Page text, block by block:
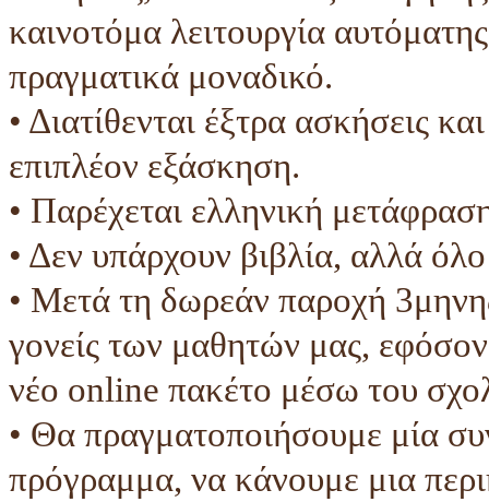
καινοτόμα λειτουργία
πραγματικά μοναδικό.
• Διατίθενται έξτρα ασκήσεις
επιπλέον εξάσκηση.
• Παρέχεται ελληνική
• Δεν υπάρχουν βιβλία, αλλά
• Μετά τη δωρεάν παροχή
γονείς των μαθητών μας,
νέο online πακέτο μέσω του
• Θα πραγματοποιήσουμε μία
πρόγραμμα, να κάνουμε μια